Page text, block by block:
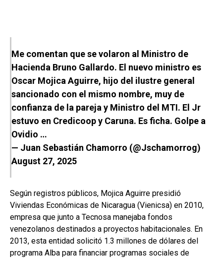
Me comentan que se volaron al Ministro de
Hacienda Bruno Gallardo. El nuevo ministro es
Oscar Mojica Aguirre, hijo del ilustre general
sancionado con el mismo nombre, muy de
confianza de la pareja y Ministro del MTI. El Jr
estuvo en Credicoop y Caruna. Es ficha. Golpe a
Ovidio …
— Juan Sebastián Chamorro (@Jschamorrog)
August 27, 2025
Según registros públicos, Mojica Aguirre presidió
Viviendas Económicas de Nicaragua (Vienicsa) en 2010,
empresa que junto a Tecnosa manejaba fondos
venezolanos destinados a proyectos habitacionales. En
2013, esta entidad solicitó 1.3 millones de dólares del
programa Alba para financiar programas sociales de